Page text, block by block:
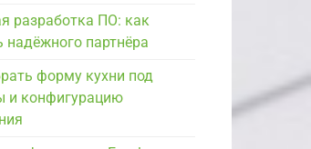
разработка ПО: как
надёжного партнёра
форму кухни под
и конфигурацию